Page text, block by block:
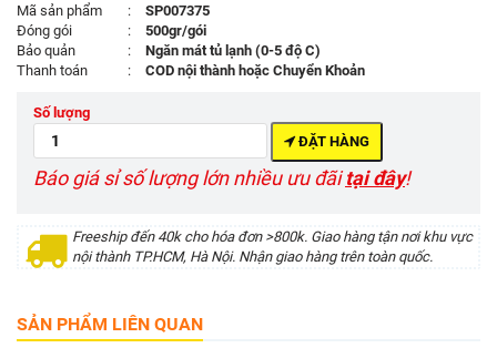
Mã sản phẩm :
SP007375
Đóng gói
:
500gr/gói
Bảo quản
:
Ngăn mát tủ lạnh (0-5 độ C)
Thanh toán
: COD nội thành hoặc Chuyển Khoản
Số lượng
ĐẶT HÀNG
Báo giá sỉ số lượng lớn nhiều ưu đãitại đây!
Freeship đến 40k cho hóa đơn >800k. Giao hàng tận nơi khu vực
nội thành TP.HCM, Hà Nội. Nhận giao hàng trên toàn quốc.
SẢN PHẨM LIÊN QUAN